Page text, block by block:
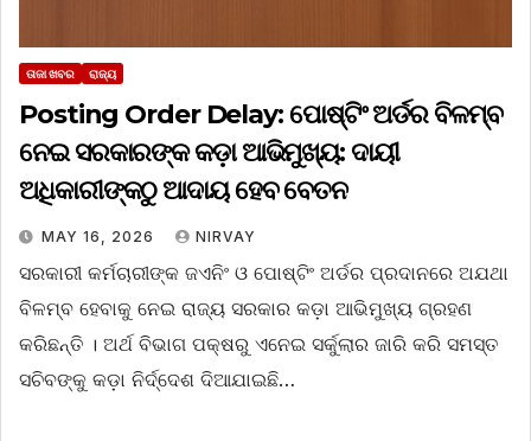
ତାଜା ଖବର ରାଜ୍ୟ
Posting Order Delay: ପୋଷ୍ଟିଂ ଅର୍ଡର ବିଳମ୍ବ
ନେଇ ସରକାରଙ୍କ କଡ଼ା ଆଭିମୁଖ୍ୟ: ଦାୟୀ
ଅଧିକାରୀଙ୍କଠୁ ଆଦାୟ ହେବ ବେତନ
MAY 16, 2026 NIRVAY
ସରକାରୀ କର୍ମଚାରୀଙ୍କ ଜଏନିଂ ଓ ପୋଷ୍ଟିଂ ଅର୍ଡର ପ୍ରଦାନରେ ଅଯଥା
ବିଳମ୍ବ ହେବାକୁ ନେଇ ରାଜ୍ୟ ସରକାର କଡ଼ା ଆଭିମୁଖ୍ୟ ଗ୍ରହଣ
କରିଛନ୍ତି । ଅର୍ଥ ବିଭାଗ ପକ୍ଷରୁ ଏନେଇ ସର୍କୁଲାର ଜାରି କରି ସମସ୍ତ
ସଚିବଙ୍କୁ କଡ଼ା ନିର୍ଦ୍ଦେଶ ଦିଆଯାଇଛି…